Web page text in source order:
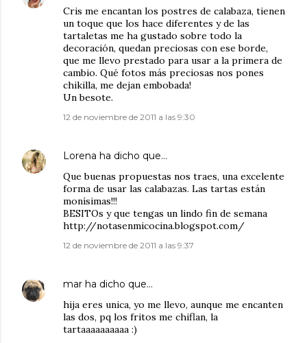
Cris me encantan los postres de calabaza, tienen
un toque que los hace diferentes y de las
tartaletas me ha gustado sobre todo la
decoración, quedan preciosas con ese borde,
que me llevo prestado para usar a la primera de
cambio. Qué fotos más preciosas nos pones
chikilla, me dejan embobada!
Un besote.
12 de noviembre de 2011 a las 9:30
Lorena ha dicho que…
Que buenas propuestas nos traes, una excelente
forma de usar las calabazas. Las tartas están
monísimas!!!
BESITOs y que tengas un lindo fin de semana
http://notasenmicocina.blogspot.com/
12 de noviembre de 2011 a las 9:37
mar ha dicho que…
hija eres unica, yo me llevo, aunque me encanten
las dos, pq los fritos me chiflan, la
tartaaaaaaaaaa :)